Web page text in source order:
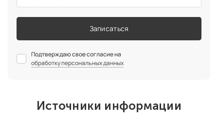
Записаться
Подтверждаю свое согласие на
обработку персональных данных
Источники информации